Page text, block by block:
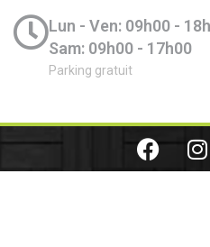
Lun - Ven: 09h00 -
Sam: 09h00 - 17h00
Parking gratuit